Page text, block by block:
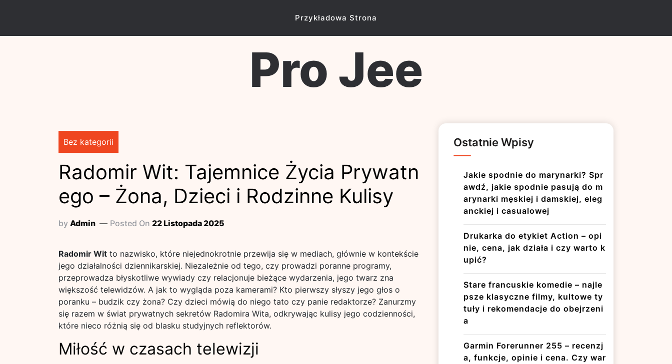
Przykładowa Strona
Pro Jee
Bez kategorii
Radomir Wit: Tajemnice Życia Prywatn
ego – Żona, Dzieci i Rodzinne Kulisy
by Admin Posted On 22 Listopada 2025
Radomir Wit to nazwisko, które niejednokrotnie przewija się w mediach, głównie w kontekście
jego działalności dziennikarskiej. Niezależnie od tego, czy prowadzi poranne programy,
przeprowadza błyskotliwe wywiady czy relacjonuje bieżące wydarzenia, jego twarz zna
większość telewidzów. A jak to wygląda poza kamerami? Kto pierwszy słyszy jego głos o
poranku – budzik czy żona? Czy dzieci mówią do niego tato czy panie redaktorze? Zanurzmy
się razem w świat prywatnych sekretów Radomira Wita, odkrywając kulisy jego codzienności,
które nieco różnią się od blasku studyjnych reflektorów.
Miłość w czasach telewizji
Ostatnie Wpisy
Jakie spodnie do marynarki? Spr
awdź, jakie spodnie pasują do m
arynarki męskiej i damskiej, eleg
anckiej i casualowej
Drukarka do etykiet Action – opi
nie, cena, jak działa i czy warto k
upić?
Stare francuskie komedie – najle
psze klasyczne filmy, kultowe ty
tuły i rekomendacje do obejrzeni
a
Garmin Forerunner 255 – recenzj
a, funkcje, opinie i cena. Czy war